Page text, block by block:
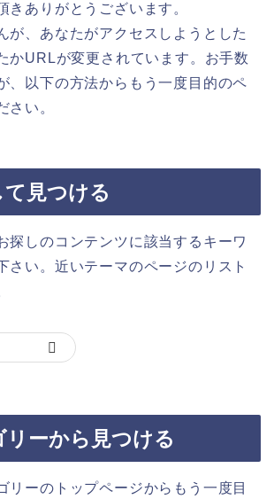
きありがとうございます。
が、あなたがアクセスしようとした
かURLが変更されています。お手数
、以下の方法からもう一度目的のペ
さい。
て見つける
探しのコンテンツに該当するキーワ
さい。近いテーマのページのリスト
リーから見つける
リーのトップページからもう一度目